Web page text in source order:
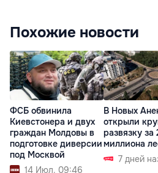
Похожие новости
ФСБ обвинила
Киевстонера и двух
граждан Молдовы в
подготовке диверсии
под Москвой
14 Июл. 09:46
В Новых
открыли
развязку за
миллиона
7 дней